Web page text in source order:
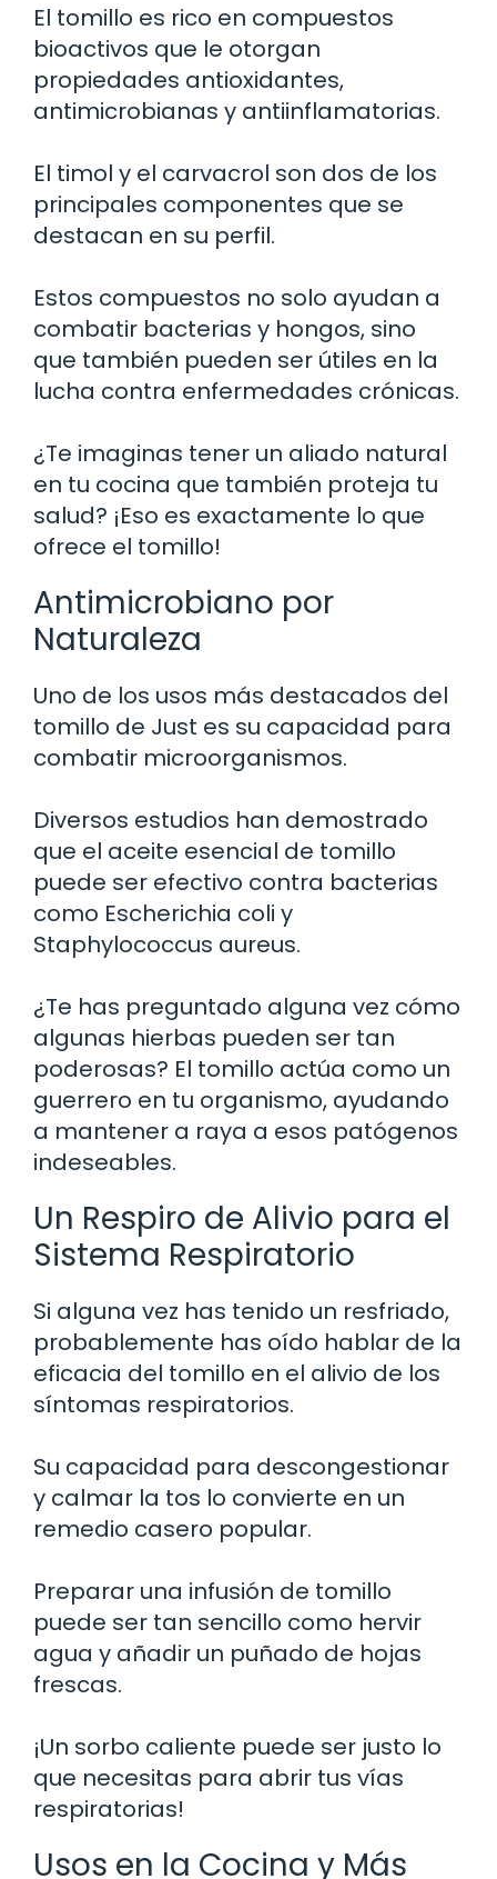
El tomillo es rico en compuestos
bioactivos que le otorgan
propiedades antioxidantes,
antimicrobianas y antiinflamatorias.
El timol y el carvacrol son dos de los
principales componentes que se
destacan en su perfil.
Estos compuestos no solo ayudan a
combatir bacterias y hongos, sino
que también pueden ser útiles en la
lucha contra enfermedades crónicas.
¿Te imaginas tener un aliado natural
en tu cocina que también proteja tu
salud? ¡Eso es exactamente lo que
ofrece el tomillo!
Antimicrobiano por
Naturaleza
Uno de los usos más destacados del
tomillo de Just es su capacidad para
combatir microorganismos.
Diversos estudios han demostrado
que el aceite esencial de tomillo
puede ser efectivo contra bacterias
como Escherichia coli y
Staphylococcus aureus.
¿Te has preguntado alguna vez cómo
algunas hierbas pueden ser tan
poderosas? El tomillo actúa como un
guerrero en tu organismo, ayudando
a mantener a raya a esos patógenos
indeseables.
Un Respiro de Alivio para el
Sistema Respiratorio
Si alguna vez has tenido un resfriado,
probablemente has oído hablar de la
eficacia del tomillo en el alivio de los
síntomas respiratorios.
Su capacidad para descongestionar
y calmar la tos lo convierte en un
remedio casero popular.
Preparar una infusión de tomillo
puede ser tan sencillo como hervir
agua y añadir un puñado de hojas
frescas.
¡Un sorbo caliente puede ser justo lo
que necesitas para abrir tus vías
respiratorias!
Usos en la Cocina y Más